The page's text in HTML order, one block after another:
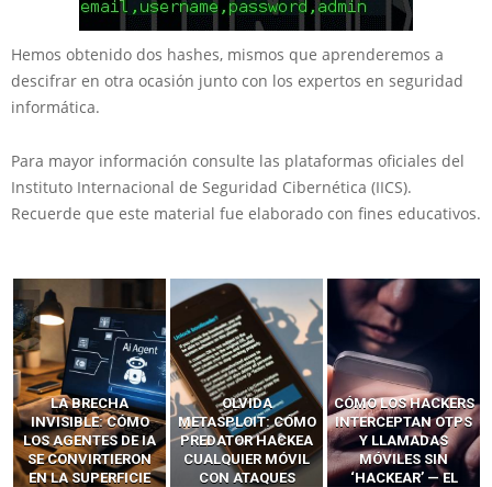
Hemos obtenido dos hashes, mismos que aprenderemos a
descifrar en otra ocasión junto con los expertos en seguridad
informática.
Para mayor información consulte las plataformas oficiales del
Instituto Internacional de Seguridad Cibernética (IICS).
Recuerde que este material fue elaborado con fines educativos.
LA BRECHA
INVISIBLE: CÓMO
LOS AGENTES DE IA
SE CONVIRTIERON
EN LA SUPERFICIE
OLVIDA
METASPLOIT: CÓMO
PREDATOR HACKEA
CUALQUIER MÓVIL
CON ATAQUES
CÓMO LOS HACKERS
INTERCEPTAN OTPS
Y LLAMADAS
MÓVILES SIN
‘HACKEAR’ — EL